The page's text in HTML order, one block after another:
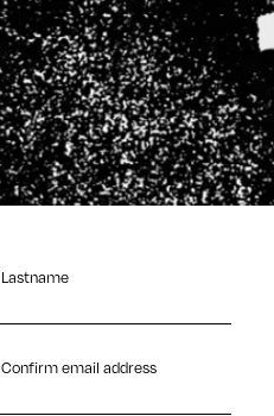
Lastname
Confirm email address